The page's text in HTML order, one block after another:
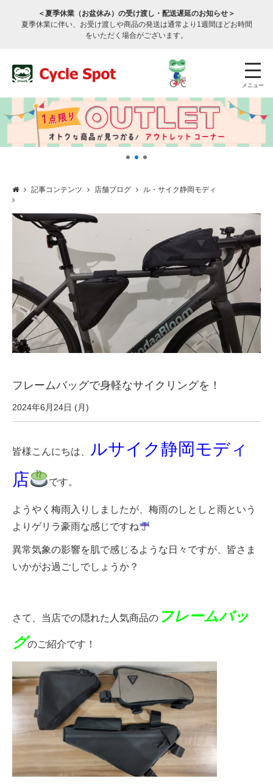
＜夏季休業（お盆休み）の受け渡し・配送遅延のお知らせ＞
夏季休業に伴い、お受け渡しや商品の発送は通常より1週間ほどお時間
をいただく場合がございます。
メニュー
サービスのご案内
サービス全般
修理・メンテナンス工賃
PB全車種カタログ
Norwayシリーズ
eVita
店舗ブログ
イベント
特集
メディア
記事コンテンツ 店舗ブログ ル・サイク静岡モディ
フレームバッグで身軽なサイクリングを！
2024年6月24日 (月)
皆様こんにちは、
ルサイク静岡モディ
店
です。
ようやく梅雨入りしましたが、梅雨のしとしと雨という
よりゲリラ豪雨な感じですね
異常気象の影響を肌で感じるような日々ですが、皆さま
いかがお過ごしでしょうか？
さて、当店での隠れた人気商品の フレームバッ
グのご紹介です ！